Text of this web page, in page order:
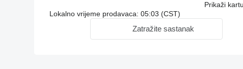
Prikaži kartu
Lokalno vrijeme prodavaca: 05:03 (CST)
Zatražite sastanak